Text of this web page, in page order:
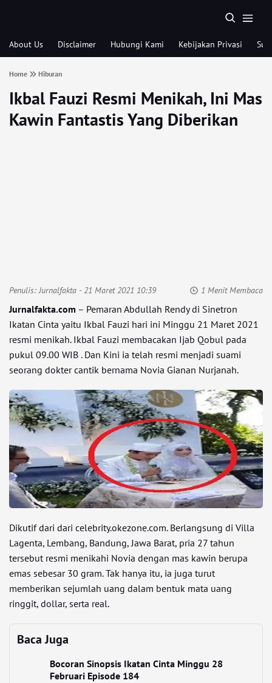
About Us Disclaimer Hubungi Kami Kebijakan Privasi
Home Hiburan
Ikbal Fauzi Resmi Menikah, Ini Mas
Kawin Fantastis Yang Diberikan
Penulis:Jurnalfakta - 21 Maret 2021 10:39 1 Menit Membaca
Jurnalfakta.com – Pemaran Abdullah Rendy di Sinetron
Ikatan Cinta yaitu Ikbal Fauzi hari ini Minggu 21 Maret 2021
resmi menikah. Ikbal Fauzi membacakan Ijab Qobul pada
pukul 09.00 WIB . Dan Kini ia telah resmi menjadi suami
seorang dokter cantik bernama Novia Gianan Nurjanah.
Dikutif dari dari celebrity.okezone.com. Berlangsung di Villa
Lagenta, Lembang, Bandung, Jawa Barat, pria 27 tahun
tersebut resmi menikahi Novia dengan mas kawin berupa
emas sebesar 30 gram. Tak hanya itu, ia juga turut
memberikan sejumlah uang dalam bentuk mata uang
ringgit, dollar, serta real.
Baca Juga
Bocoran Sinopsis Ikatan Cinta Minggu 28
Februari Episode 184